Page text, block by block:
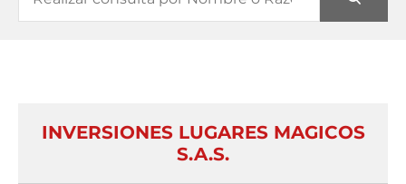
INVERSIONES LUGARES MAGICOS
S.A.S.